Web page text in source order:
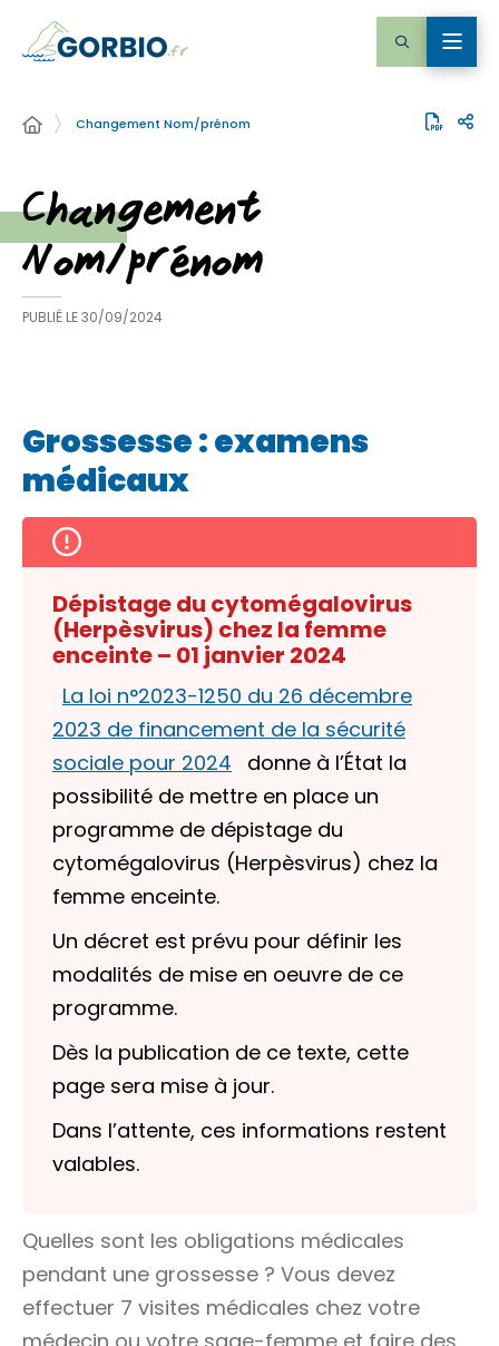
Changement Nom/prénom
Changement
Nom/prénom
PUBLIÉ LE30/09/2024
Grossesse : examens
médicaux
Dépistage du cytomégalovirus
(Herpèsvirus) chez la femme
enceinte – 01 janvier 2024
La loi n°2023-1250 du 26 décembre
2023 de financement de la sécurité
sociale pour 2024
donne à l’État la
possibilité de mettre en place un
programme de dépistage du
cytomégalovirus (Herpèsvirus) chez la
femme enceinte.
Un décret est prévu pour définir les
modalités de mise en oeuvre de ce
programme.
Dès la publication de ce texte, cette
page sera mise à jour.
Dans l’attente, ces informations restent
valables.
Quelles sont les obligations médicales
pendant une grossesse ? Vous devez
effectuer 7 visites médicales chez votre